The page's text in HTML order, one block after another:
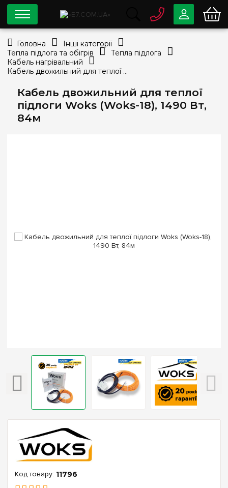
Кабель двожильний для теплої
підлоги Woks (Woks-18), 1490 Вт,
84м
11796
0 800
Безкоштовно
info@e7.com.ua
044
Viber Telegram
Головна
Інші категорії
Тепла підлога та обігрів
Тепла підлога
Кабель нагрівальний
Кабель двожильний для теплої підлоги Woks (Woks-18), 1490 Вт, 84м